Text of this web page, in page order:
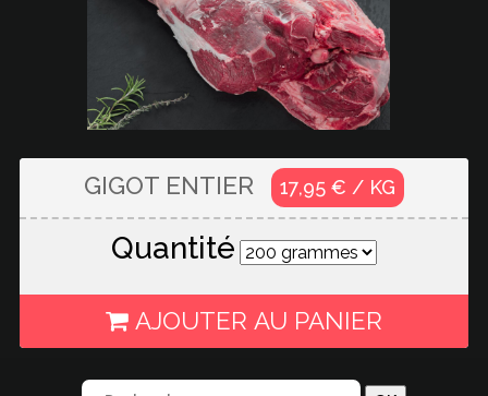
GIGOT ENTIER 17,95 € / KG
Quantité
AJOUTER AU PANIER